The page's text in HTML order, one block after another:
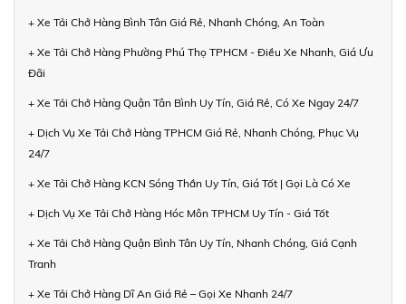
+ Xe Tải Chở Hàng Bình Tân Giá Rẻ, Nhanh Chóng, An Toàn
+ Xe Tải Chở Hàng Phường Phú Thọ TPHCM - Điều Xe Nhanh, Giá Ưu
Đãi
+ Xe Tải Chở Hàng Quận Tân Bình Uy Tín, Giá Rẻ, Có Xe Ngay 24/7
+ Dịch Vụ Xe Tải Chở Hàng TPHCM Giá Rẻ, Nhanh Chóng, Phục Vụ
24/7
+ Xe Tải Chở Hàng KCN Sóng Thần Uy Tín, Giá Tốt | Gọi Là Có Xe
+ Dịch Vụ Xe Tải Chở Hàng Hóc Môn TPHCM Uy Tín - Giá Tốt
+ Xe Tải Chở Hàng Quận Bình Tân Uy Tín, Nhanh Chóng, Giá Cạnh
Tranh
+ Xe Tải Chở Hàng Dĩ An Giá Rẻ – Gọi Xe Nhanh 24/7